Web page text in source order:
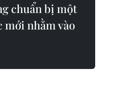
chuẩn bị một
mới nhằm vào